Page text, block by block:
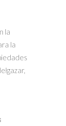
la
la